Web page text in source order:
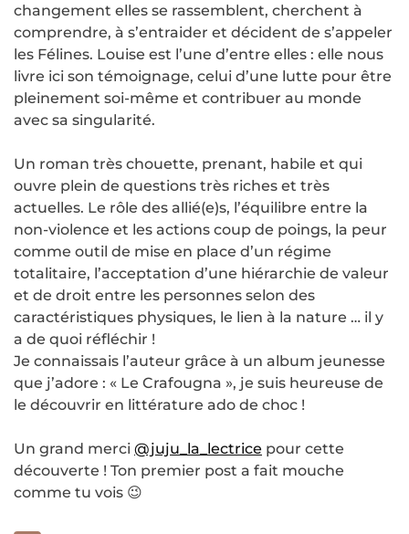
changement elles se rassemblent, cherchent à
comprendre, à s’entraider et décident de s’appeler
les Félines. Louise est l’une d’entre elles : elle nous
livre ici son témoignage, celui d’une lutte pour être
pleinement soi-même et contribuer au monde
avec sa singularité.
Un roman très chouette, prenant, habile et qui
ouvre plein de questions très riches et très
actuelles. Le rôle des allié(e)s, l’équilibre entre la
non-violence et les actions coup de poings, la peur
comme outil de mise en place d’un régime
totalitaire, l’acceptation d’une hiérarchie de valeur
et de droit entre les personnes selon des
caractéristiques physiques, le lien à la nature … il y
a de quoi réfléchir !
Je connaissais l’auteur grâce à un album jeunesse
que j’adore : « Le Crafougna », je suis heureuse de
le découvrir en littérature ado de choc !
Un grand merci @juju_la_lectrice pour cette
découverte ! Ton premier post a fait mouche
comme tu vois 😉